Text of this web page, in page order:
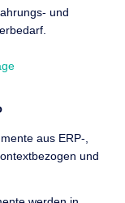
und
aus ERP-,
und